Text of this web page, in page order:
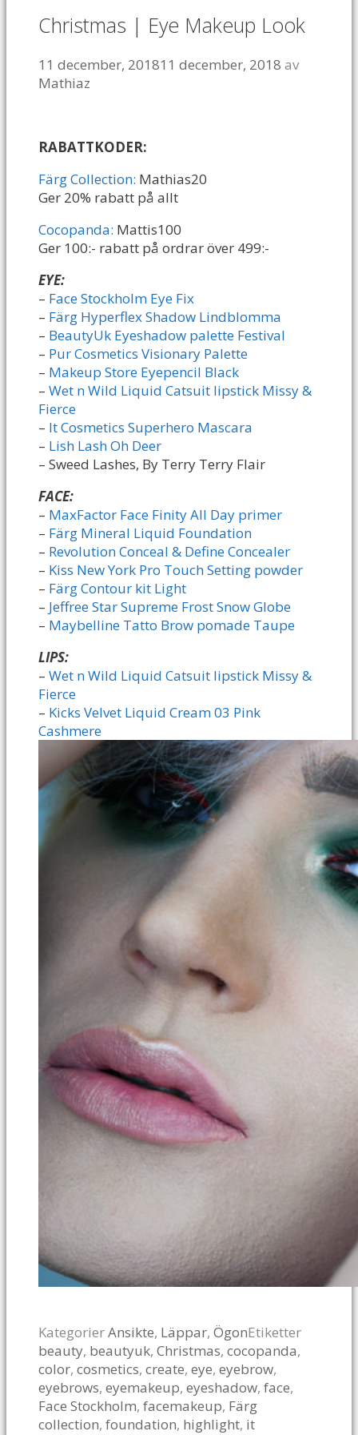
Christmas | Eye Makeup Look
11 december, 201811 december, 2018 av
Mathiaz
RABATTKODER:
Färg Collection: Mathias20
Ger 20% rabatt på allt
Cocopanda: Mattis100
Ger 100:- rabatt på ordrar över 499:-
EYE:
– Face Stockholm Eye Fix
– Färg Hyperflex Shadow Lindblomma
– BeautyUk Eyeshadow palette Festival
– Pur Cosmetics Visionary Palette
– Makeup Store Eyepencil Black
– Wet n Wild Liquid Catsuit lipstick Missy &
Fierce
– It Cosmetics Superhero Mascara
– Lish Lash Oh Deer
– Sweed Lashes, By Terry Terry Flair
FACE:
– MaxFactor Face Finity All Day primer
– Färg Mineral Liquid Foundation
– Revolution Conceal & Define Concealer
– Kiss New York Pro Touch Setting powder
– Färg Contour kit Light
– Jeffree Star Supreme Frost Snow Globe
– Maybelline Tatto Brow pomade Taupe
LIPS:
– Wet n Wild Liquid Catsuit lipstick Missy &
Fierce
– Kicks Velvet Liquid Cream 03 Pink
Cashmere
KategorierAnsikte, Läppar, ÖgonEtiketter
beauty, beautyuk, Christmas, cocopanda,
color, cosmetics, create, eye, eyebrow,
eyebrows, eyemakeup, eyeshadow, face,
Face Stockholm, facemakeup, Färg
collection, foundation, highlight, it